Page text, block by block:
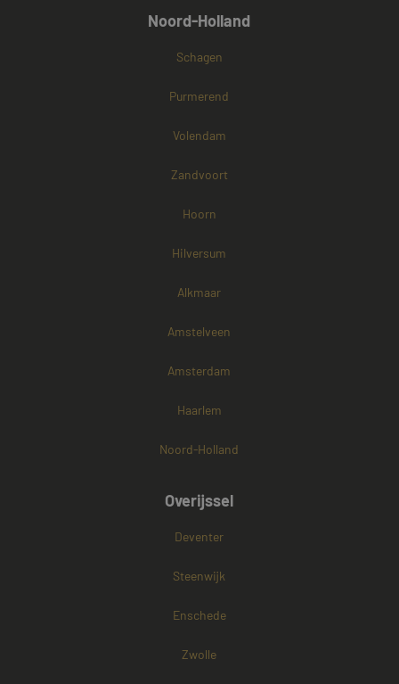
Noord-Holland
Schagen
Purmerend
Volendam
Zandvoort
Hoorn
Hilversum
Alkmaar
Amstelveen
Amsterdam
Haarlem
Noord-Holland
Overijssel
Deventer
Steenwijk
Enschede
Zwolle